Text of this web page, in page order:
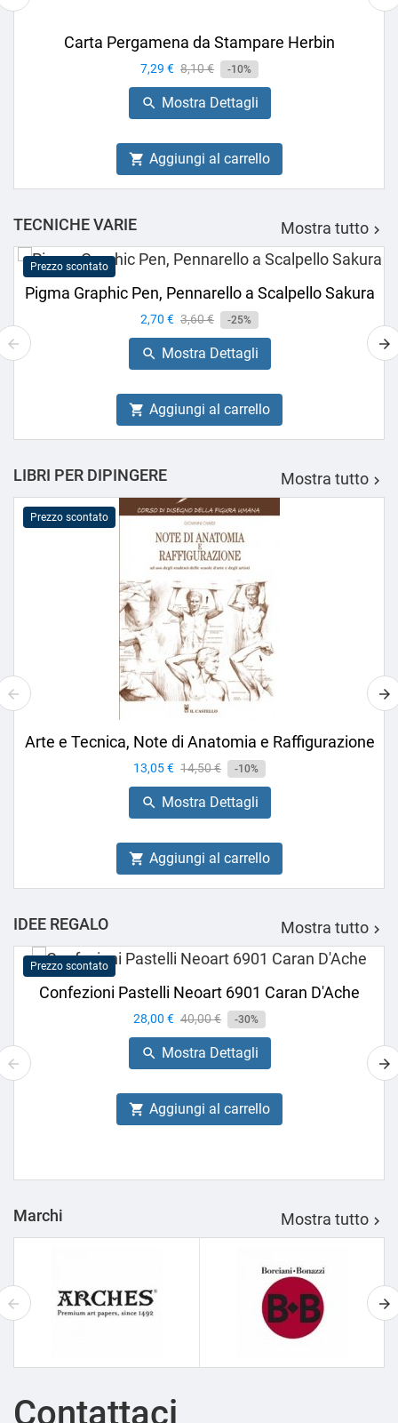
Carta Pergamena da Stampare Herbin
Prezzo
7,29 € Prezzo
base
8,10 € -10%
 Mostra Dettagli
 Aggiungi al carrello
TECNICHE VARIE Mostra tutto 
Prezzo scontato
Pigma Graphic Pen, Pennarello a Scalpello Sakura
Prezzo
2,70 € Prezzo
base
3,60 € -25%
 Mostra Dettagli
 Aggiungi al carrello
LIBRI PER DIPINGERE Mostra tutto 
Prezzo scontato
Arte e Tecnica, Note di Anatomia e Raffigurazione
Prezzo
13,05 € Prezzo
base
14,50 € -10%
 Mostra Dettagli
 Aggiungi al carrello
IDEE REGALO Mostra tutto 
Prezzo scontato
Confezioni Pastelli Neoart 6901 Caran D'Ache
Prezzo
28,00 € Prezzo
base
40,00 € -30%
 Mostra Dettagli
 Aggiungi al carrello
Marchi Mostra tutto 
Contattaci